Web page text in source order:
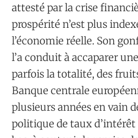
attesté par la crise
prospérité n’est plus
l’économie réelle. Son
l’a conduit à accaparer
parfois la totalité, des
Banque centrale
plusieurs années en vain
politique de taux